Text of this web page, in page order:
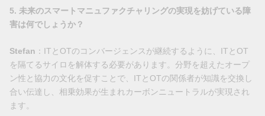
5. 未来のスマートマニュファクチャリングの実現を妨げている障
害は何でしょうか？
Stefan ：ITとOTのコンバージェンスが継続するように、ITとOT
を隔てるサイロを解体する必要があります。分野を超えたオープ
ン性と協力の文化を促すことで、ITとOTの関係者が知識を交換し
合い伝達し、相乗効果が生まれカーボンニュートラルが実現され
ます。